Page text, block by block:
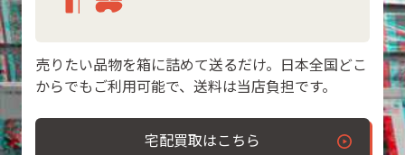
売りたい品物を箱に詰めて送るだけ。日本全国どこ
からでもご利用可能で、送料は当店負担です。
宅配買取はこちら